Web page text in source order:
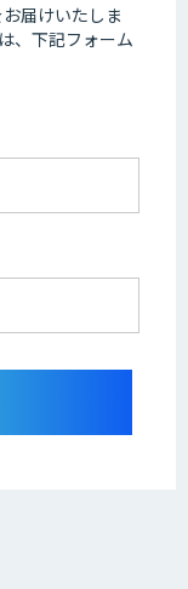
届けいたしま
、下記フォーム